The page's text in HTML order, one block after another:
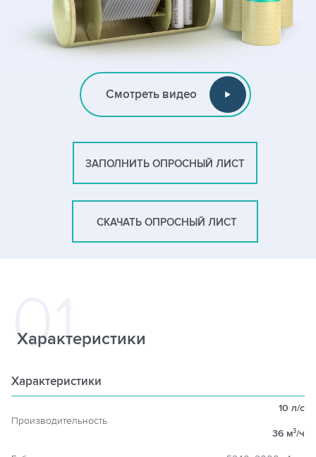
ЗАПОЛНИТЬ ОПРОСНЫЙ ЛИСТ
СКАЧАТЬ ОПРОСНЫЙ ЛИСТ
Смотреть видео
Характеристики
Характеристики
Производительность
10 л/с
36 м3/ч